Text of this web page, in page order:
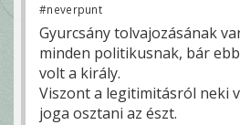
#neverpunt
Gyurcsány tolvajozásának
minden politikusnak, bár
volt a király.
Viszont a legitimitásról neki
joga osztani az észt.